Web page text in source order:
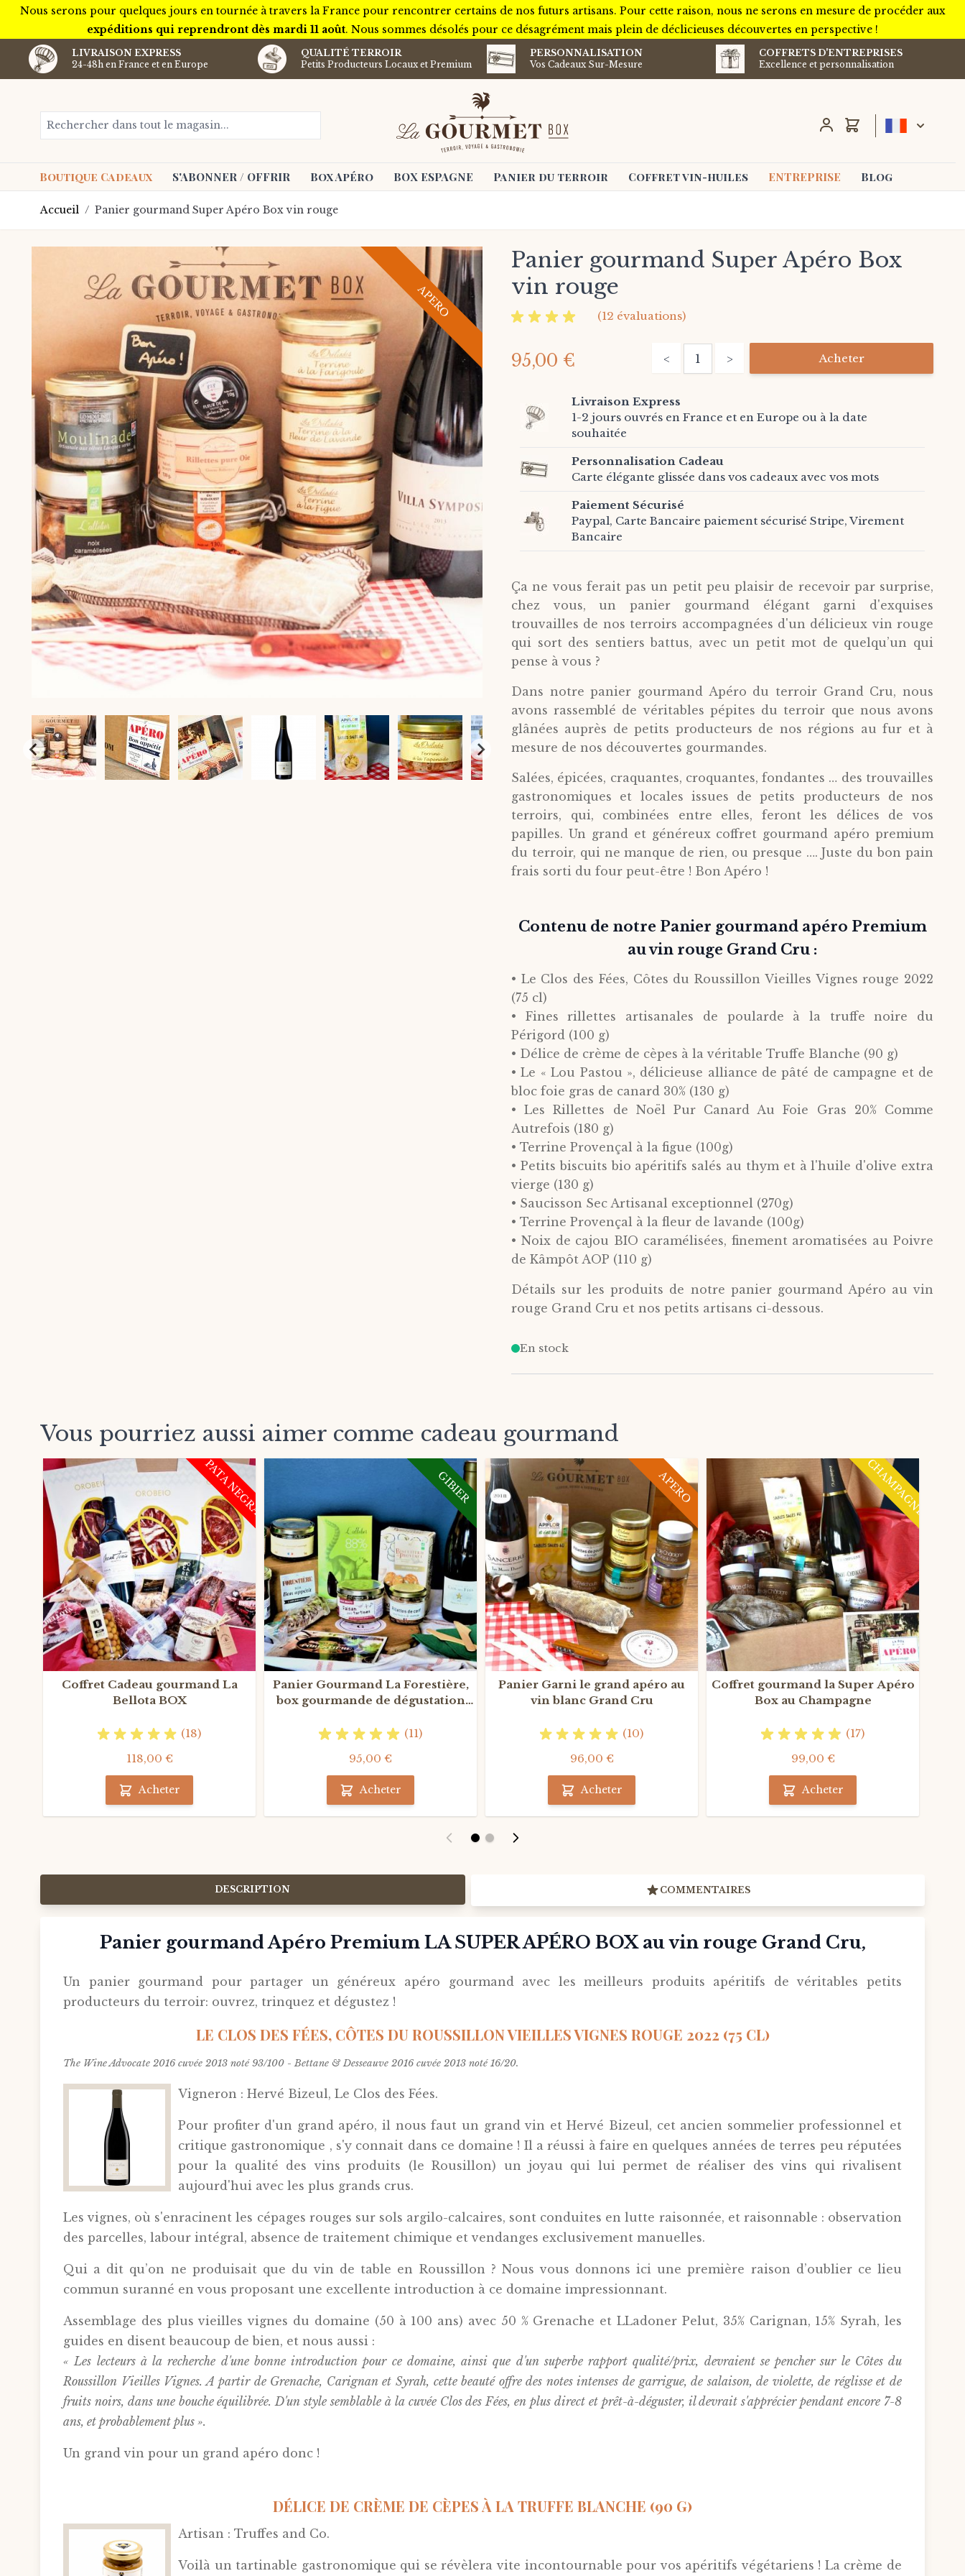
Nous serons pour quelques jours en tournée à travers la France pour rencontrer certains de nos futurs artisans. Pour cette raison, nous ne serons en mesure de procéder aux
expéditions qui reprendront dès mardi 11 août. Nous sommes désolés pour ce désagrément mais plein de déclicieuses découvertes en perspective !
LIVRAISON EXPRESS
24-48h en France et en Europe
QUALITÉ TERROIR
Petits Producteurs Locaux et Premium
PERSONNALISATION
Vos Cadeaux Sur-Mesure
COFFRETS D'ENTREPRISES
Excellence et personnalisation
Rechercher dans tout le magasin... Chariot
Boutique Cadeaux S'ABONNER / OFFRIR Box Apéro BOX ESPAGNE Panier du terroir Coffret vin-huiles ENTREPRISE Blog
Accueil / Panier gourmand Super Apéro Box vin rouge
APERO
Panier gourmand Super Apéro Box
vin rouge
(12 évaluations)
95,00 € < > Acheter
Livraison Express
1-2 jours ouvrés en France et en Europe ou à la date
souhaitée
Personnalisation Cadeau
Carte élégante glissée dans vos cadeaux avec vos mots
Paiement Sécurisé
Paypal, Carte Bancaire paiement sécurisé Stripe, Virement
Bancaire
Ça ne vous ferait pas un petit peu plaisir de recevoir par surprise,
chez vous, un panier gourmand élégant garni d'exquises
trouvailles de nos terroirs accompagnées d'un délicieux vin rouge
qui sort des sentiers battus, avec un petit mot de quelqu’un qui
pense à vous ?
Dans notre panier gourmand Apéro du terroir Grand Cru, nous
avons rassemblé de véritables pépites du terroir que nous avons
glânées auprès de petits producteurs de nos régions au fur et à
mesure de nos découvertes gourmandes.
Salées, épicées, craquantes, croquantes, fondantes … des trouvailles
gastronomiques et locales issues de petits producteurs de nos
terroirs, qui, combinées entre elles, feront les délices de vos
papilles. Un grand et généreux coffret gourmand apéro premium
du terroir, qui ne manque de rien, ou presque …. Juste du bon pain
frais sorti du four peut-être ! Bon Apéro !
Contenu de notre Panier gourmand apéro Premium
au vin rouge Grand Cru :
• Le Clos des Fées, Côtes du Roussillon Vieilles Vignes rouge 2022
(75 cl)
• Fines rillettes artisanales de poularde à la truffe noire du
Périgord (100 g)
• Délice de crème de cèpes à la véritable Truffe Blanche (90 g)
• Le « Lou Pastou », délicieuse alliance de pâté de campagne et de
bloc foie gras de canard 30% (130 g)
• Les Rillettes de Noël Pur Canard Au Foie Gras 20% Comme
Autrefois (180 g)
• Terrine Provençal à la figue (100g)
• Petits biscuits bio apéritifs salés au thym et à l'huile d'olive extra
vierge (130 g)
• Saucisson Sec Artisanal exceptionnel (270g)
• Terrine Provençal à la fleur de lavande (100g)
• Noix de cajou BIO caramélisées, finement aromatisées au Poivre
de Kâmpôt AOP (110 g)
Détails sur les produits de notre panier gourmand Apéro au vin
rouge Grand Cru et nos petits artisans ci-dessous.
En stock
Vous pourriez aussi aimer comme cadeau gourmand
PATA NEGRA
Coffret Cadeau gourmand La
Bellota BOX
(18)
118,00 €
Acheter
GIBIER
Panier Gourmand La Forestière,
box gourmande de dégustation
(11)
95,00 €
Acheter
APERO
Panier Garni le grand apéro au
vin blanc Grand Cru
(10)
96,00 €
Acheter
CHAMPAGNE
Coffret gourmand la Super Apéro
Box au Champagne
(17)
99,00 €
Acheter
DESCRIPTION COMMENTAIRES
Panier gourmand Apéro Premium LA SUPER APÉRO BOX au vin rouge Grand Cru,
Un panier gourmand pour partager un généreux apéro gourmand avec les meilleurs produits apéritifs de véritables petits
producteurs du terroir: ouvrez, trinquez et dégustez !
LE CLOS DES FÉES, CÔTES DU ROUSSILLON VIEILLES VIGNES ROUGE 2022 (75 CL)
The Wine Advocate 2016 cuvée 2013 noté 93/100 -Bettane & Desseauve 2016 cuvée 2013 noté 16/20.
Vigneron : Hervé Bizeul, Le Clos des Fées.
Pour profiter d'un grand apéro, il nous faut un grand vin et Hervé Bizeul, cet ancien sommelier professionnel et
critique gastronomique , s'y connait dans ce domaine ! Il a réussi à faire en quelques années de terres peu réputées
pour la qualité des vins produits (le Rousillon) un joyau qui lui permet de réaliser des vins qui rivalisent
aujourd'hui avec les plus grands crus.
Les vignes, où s'enracinent les cépages rouges sur sols argilo-calcaires, sont conduites en lutte raisonnée, et raisonnable : observation
des parcelles, labour intégral, absence de traitement chimique et vendanges exclusivement manuelles.
Qui a dit qu’on ne produisait que du vin de table en Roussillon ? Nous vous donnons ici une première raison d’oublier ce lieu
commun suranné en vous proposant une excellente introduction à ce domaine impressionnant.
Assemblage des plus vieilles vignes du domaine (50 à 100 ans) avec 50 % Grenache et LLadoner Pelut, 35% Carignan, 15% Syrah, les
guides en disent beaucoup de bien, et nous aussi :
« Les lecteurs à la recherche d'une bonne introduction pour ce domaine, ainsi que d'un superbe rapport qualité/prix, devraient se pencher sur le Côtes du
Roussillon Vieilles Vignes. A partir de Grenache, Carignan et Syrah, cette beauté offre des notes intenses de garrigue, de salaison, de violette, de réglisse et de
fruits noirs, dans une bouche équilibrée. D'un style semblable à la cuvée Clos des Fées, en plus direct et prêt-à-déguster, il devrait s'apprécier pendant encore 7-8
ans, et probablement plus ».
Un grand vin pour un grand apéro donc !
DÉLICE DE CRÈME DE CÈPES À LA TRUFFE BLANCHE (90 G)
Artisan : Truffes and Co.
Voilà un tartinable gastronomique qui se révèlera vite incontournable pour vos apéritifs végétariens ! La crème de